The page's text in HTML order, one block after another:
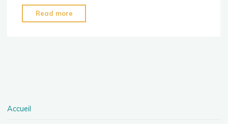
Read more
Accueil